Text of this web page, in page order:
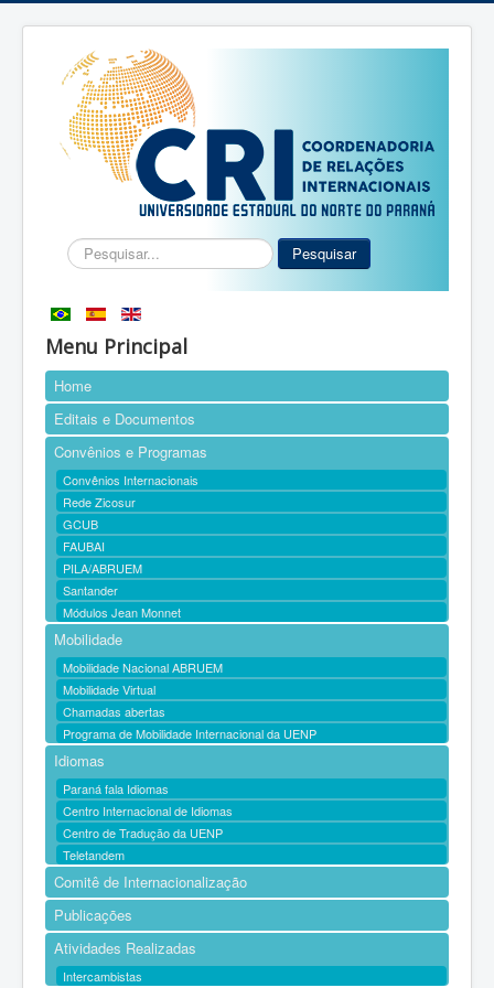
Pesquisar... Pesquisar
Menu Principal
Home
Editais e Documentos
Convênios e Programas
Convênios Internacionais
Rede Zicosur
GCUB
FAUBAI
PILA/ABRUEM
Santander
Módulos Jean Monnet
Mobilidade
Mobilidade Nacional ABRUEM
Mobilidade Virtual
Chamadas abertas
Programa de Mobilidade Internacional da UENP
Idiomas
Paraná fala Idiomas
Centro Internacional de Idiomas
Centro de Tradução da UENP
Teletandem
Comitê de Internacionalização
Publicações
Atividades Realizadas
Intercambistas